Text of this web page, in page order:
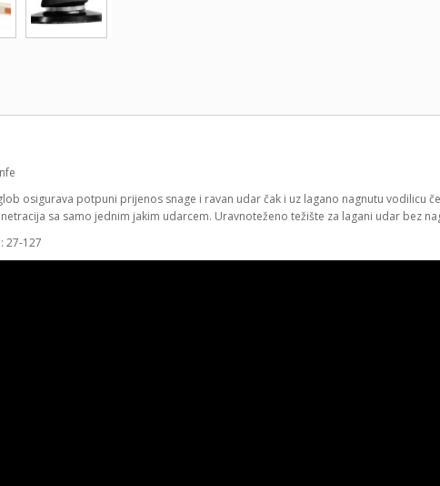
osigurava potpuni prijenos snage i ravan udar čak i uz lagano nagnutu vodilicu
sa samo jednim jakim udarcem. Uravnoteženo težište za lagani udar bez
27-127